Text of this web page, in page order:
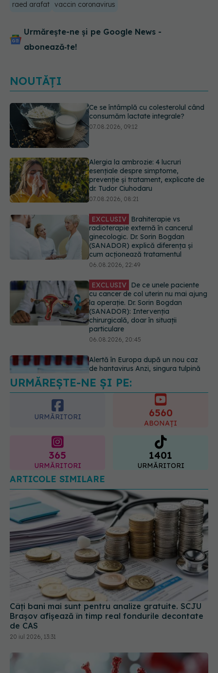
raed arafat vaccin coronavirus
Urmărește-ne și pe Google News -
abonează‑te!
NOUTĂȚI
Alergia la ambrozie: 4 lucruri
esențiale despre simptome,
EXCLUSIV Brahiterapie vs
radioterapie externă în cancerul
ginecologic. Dr. Sorin Bogdan
(SANADOR) explică diferența și
06.08.2026, 22:49
EXCLUSIV De ce unele paciente
cu cancer de col uterin nu mai ajung
la operație. Dr. Sorin Bogdan
(SANADOR): Intervenția
particulare
06.08.2026, 20:45
Alertă în Europa după un nou caz
de hantavirus Anzi, singura tulpină
care se transmite de la om la om
06.08.2026, 20:06
Ce se întâmplă cu colesterolul când
07.08.2026, 09:12
URMĂREȘTE-NE ȘI PE:
URMĂRITORI 6560
ABONAȚI
365
URMĂRITORI
1401
URMĂRITORI
ARTICOLE SIMILARE
Câți bani mai sunt pentru analize gratuite. SCJU
Brașov afișează în timp real fondurile decontate
de CAS
20 iul 2026, 13:31